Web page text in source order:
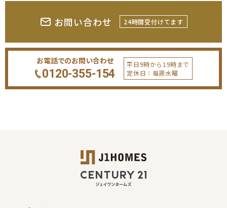
お問い合わせ 24時間受付けてます
お電話でのお問い合わせ
0120-355-154
平日9時から19時まで
定休日：毎週水曜